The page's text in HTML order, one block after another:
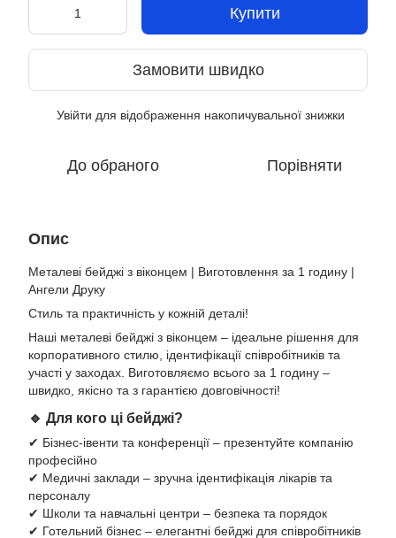
Купити
Замовити швидко
Увійти для відображення накопичувальної знижки
До обраного Порівняти
Опис
Металеві бейджі з віконцем | Виготовлення за 1 годину |
Ангели Друку
Стиль та практичність у кожній деталі!
Наші металеві бейджі з віконцем – ідеальне рішення для
корпоративного стилю, ідентифікації співробітників та
участі у заходах. Виготовляємо всього за 1 годину –
швидко, якісно та з гарантією довговічності!
🔹 Для кого ці бейджі?
✔ Бізнес-івенти та конференції – презентуйте компанію
професійно
✔ Медичні заклади – зручна ідентифікація лікарів та
персоналу
✔ Школи та навчальні центри – безпека та порядок
✔ Готельний бізнес – елегантні бейджі для співробітників